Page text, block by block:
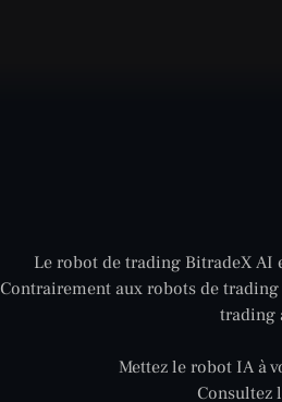
Le robot de trading BitradeX
Contrairement aux robots de
trading
Mettez le robot IA à
Consultez